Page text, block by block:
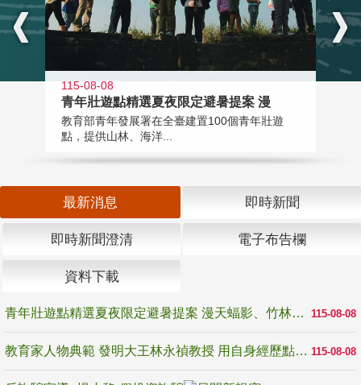
115-08-08
青年壯遊點精選夏夜限定避暑提案 漫
教育部青年發展署在全臺建置100個青年壯遊
點，提供山林、海洋...
最新消息 即時新聞
即時新聞澄清 電子布告欄
資料下載
115-08-08
青年壯遊點精選夏夜限定避暑提案 漫天蝠影、竹林尋蛙、茶香夜觀 邀青年暮色出發
115-08-08
教育家人物典範 發明大王林永禎教授 用自身經歷點亮學生的路